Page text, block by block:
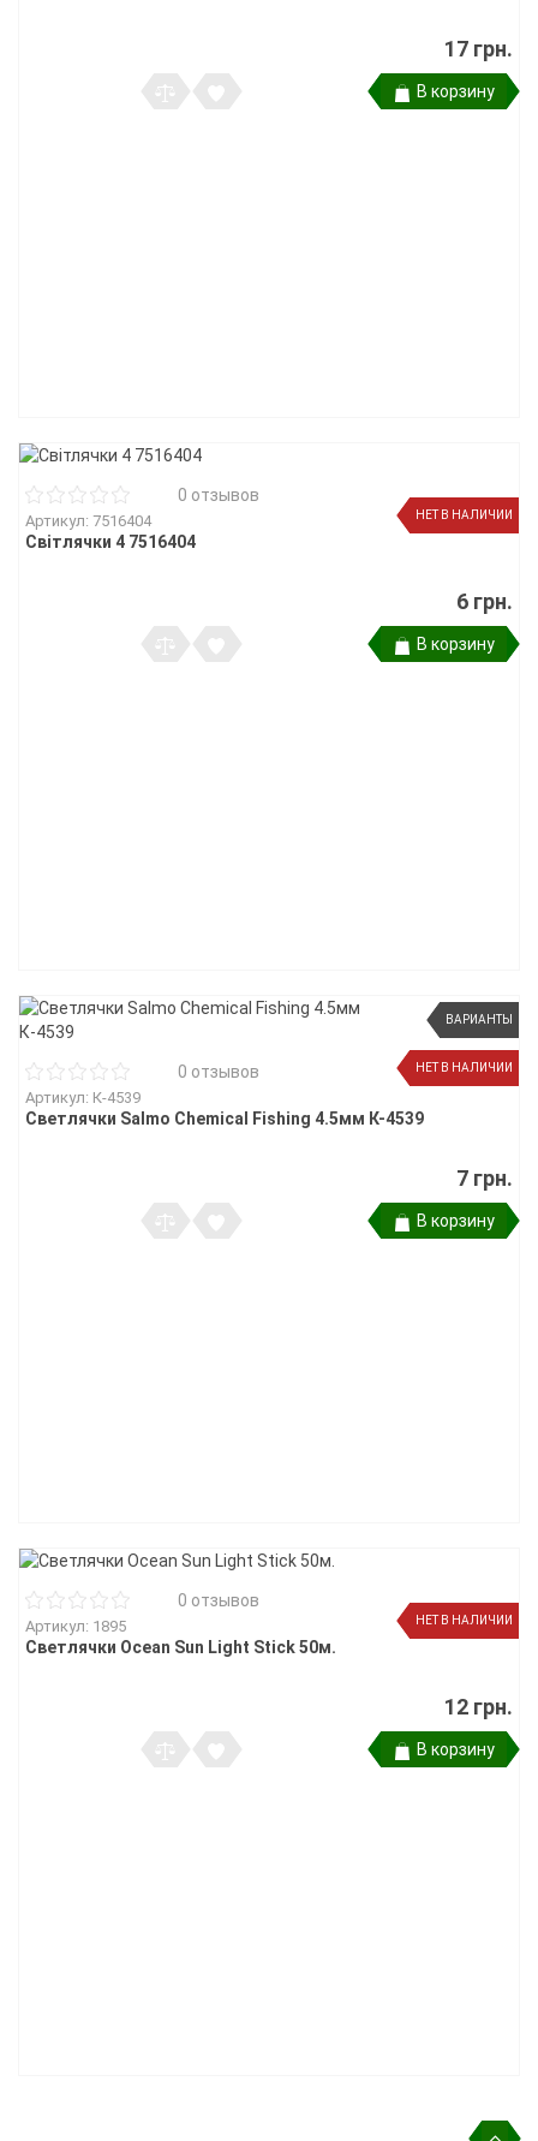
17 грн.
В корзину
НЕТ В НАЛИЧИИ
0 отзывов
Артикул: 7516404
Світлячки 4 7516404
6 грн.
В корзину
ВАРИАНТЫ
НЕТ В НАЛИЧИИ
0 отзывов
Артикул: К-4539
Светлячки Salmo Chemical Fishing 4.5мм К-4539
7 грн.
В корзину
НЕТ В НАЛИЧИИ
0 отзывов
Артикул: 1895
Светлячки Ocean Sun Light Stick 50м.
12 грн.
В корзину